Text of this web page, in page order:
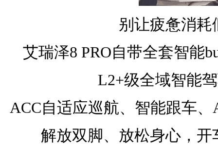
别让疲惫消耗
艾瑞泽8 PRO自带全套智能
L2+级全域智能
ACC自适应巡航、智能跟车
解放双脚、放松身心，